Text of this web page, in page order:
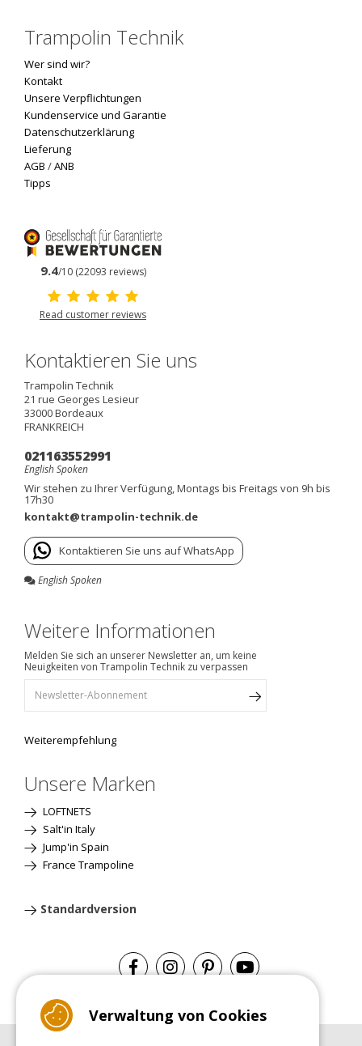
Trampolin Technik
Wer sind wir?
Kontakt
Unsere Verpflichtungen
Kundenservice und Garantie
Datenschutzerklärung
Lieferung
AGB /ANB
Tipps
9.4/10 (22093 reviews)
Read customer reviews
Kontaktieren Sie uns
Trampolin Technik
21 rue Georges Lesieur
33000Bordeaux
FRANKREICH
021163552991
English Spoken
Wir stehen zu Ihrer Verfügung, Montags bis Freitags von 9h bis
17h30
kontakt@trampolin-technik.de
Kontaktieren Sie uns auf WhatsApp
English Spoken
Weitere Informationen
Melden Sie sich an unserer Newsletter an, um keine
Neuigkeiten von Trampolin Technik zu verpassen
Weiterempfehlung
Unsere Marken
LOFTNETS
Salt'in Italy
Jump'in Spain
France Trampoline
Standardversion
Verwaltung von Cookies